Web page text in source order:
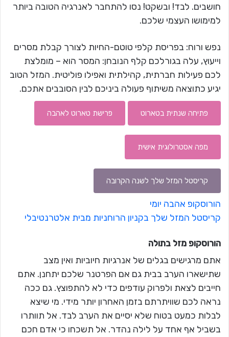
חושבים. לבד! ובשקט! נסו להתחבר לאנרגיה הטובה ביותר
למימושו העצמי שלכם.
נפש ורוח: בפריסת קלפי טוטם-החיות לצורך קבלת מסרים
וייעוץ, עלה בגורלכם קלף הנובחן: המסר הוא – מומלצת
לכם פעילות חברתית, קהילתית ואפילו פוליטית. המזל הטוב
יגיע כתוצאה משיתוף פעולה ביניכם לבין הסובבים אתכם.
פתיחה שנתית בטארוט פרישת טארוט לאהבה
מפה אסטרולוגית אישית
קריסטל המזל שלך לשנה הקרובה
הורוסקופ אהבה יומי
קריסטל המזל שלך בקניון הרוחניות מבית אלטרנטיבלי
הורוסקופ מזל בתולה
אתם מרגישים בגלים של אנרגיות חיוביות ואין מצב
שתישארו הערב בבית גם אם הפרטנר שלכם יתחנן. אתם
חייבים לצאת ולפרוק עודפים כדי לא להתפוצץ. גם ככה
נראה לכם שוויתרתם בזמן האחרון יותר מידי. מי שיצא
לבלות כמעט בטוח שלא יסיים את הערב לבד. אל תוותרו
בשביל אף אחד על לילה נהדר. אל תשכחו כי אדם חכם